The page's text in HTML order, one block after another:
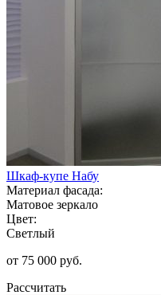
Шкаф-купе Набу
Материал фасада:
Матовое зеркало
Цвет:
Светлый
от 75 000 руб.
Рассчитать